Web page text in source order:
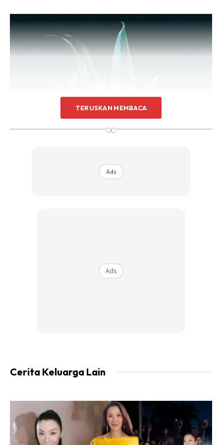
TERUSKAN MEMBACA
∞
Ads
Ads
Cerita Keluarga Lain